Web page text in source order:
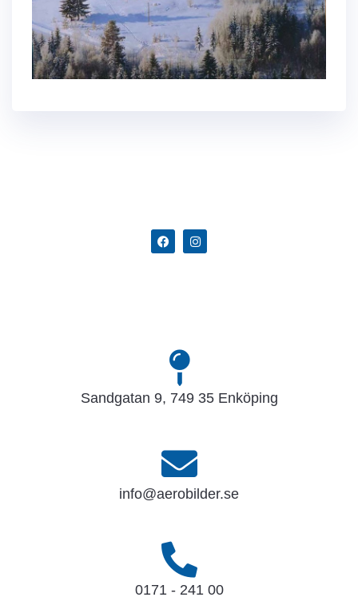
Sandgatan 9, 749 35 Enköping
info@aerobilder.se
0171 - 241 00